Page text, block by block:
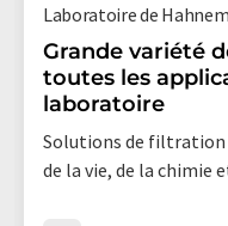
Laboratoire de
Grande variété
toutes les
laboratoire
Solutions de filtration
de la vie, de la chimie